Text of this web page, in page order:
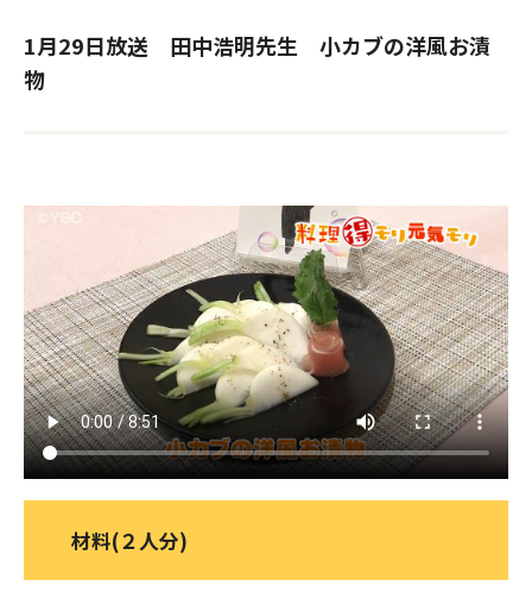
試写会・プレゼント
ＹＢＣオンデマンド
やまがた情熱市場
1月29日放送 田中浩明先生 小カブの洋風お漬
物
材料(２人分)